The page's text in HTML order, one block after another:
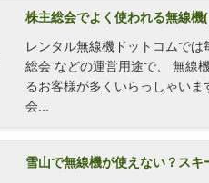
株主総会でよく使われる無線機(
レンタル無線機ドットコムで
総会 などの運営用途で、 無線
るお客様が多くいらっしゃい
会...
雪山で無線機が使えない？ス